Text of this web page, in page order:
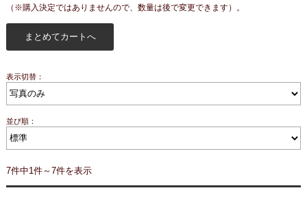
（※購入決定ではありませんので、数量は後で変更できます）。
表示切替：
並び順：
7件中1件～7件を表示